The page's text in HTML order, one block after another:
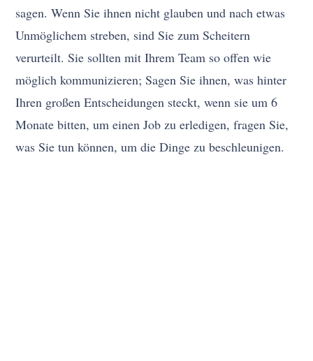
sagen. Wenn Sie ihnen nicht glauben und nach etwas
Unmöglichem streben, sind Sie zum Scheitern
verurteilt. Sie sollten mit Ihrem Team so offen wie
möglich kommunizieren; Sagen Sie ihnen, was hinter
Ihren großen Entscheidungen steckt, wenn sie um 6
Monate bitten, um einen Job zu erledigen, fragen Sie,
was Sie tun können, um die Dinge zu beschleunigen.